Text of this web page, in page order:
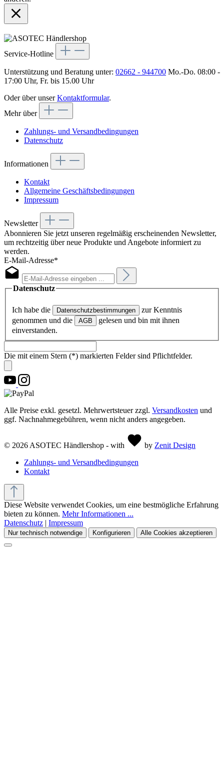
Service-Hotline
Unterstützung und Beratung unter: 02662 - 944700 Mo.-Do. 08:00 -
17:00 Uhr, Fr. bis 15.00 Uhr
Oder über unserKontaktformular.
Mehr über
Zahlungs- und Versandbedingungen
Datenschutz
Informationen
Kontakt
Allgemeine Geschäftsbedingungen
Impressum
Newsletter
Abonnieren Sie jetzt unseren regelmäßig erscheinenden Newsletter,
um rechtzeitig über neue Produkte und Angebote informiert zu
werden.
E-Mail-Adresse*
Datenschutz
Ich habe die Datenschutzbestimmungen
zur Kenntnis
genommen und die
AGB
gelesen und bin mit ihnen
einverstanden.
Die mit einem Stern (*) markierten Felder sind Pflichtfelder.
Alle Preise exkl. gesetzl. Mehrwertsteuer zzgl. Versandkosten und
ggf. Nachnahmegebühren, wenn nicht anders angegeben.
© 2026 ASOTEC Händlershop - with by Zenit Design
Zahlungs- und Versandbedingungen
Kontakt
Diese Website verwendet Cookies, um eine bestmögliche Erfahrung
bieten zu können. Mehr Informationen ...
Datenschutz | Impressum
Nur technisch notwendige Konfigurieren Alle Cookies akzeptieren